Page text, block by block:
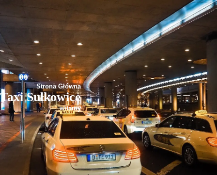
Strona Główna
Taxi Sułkowice
witamy